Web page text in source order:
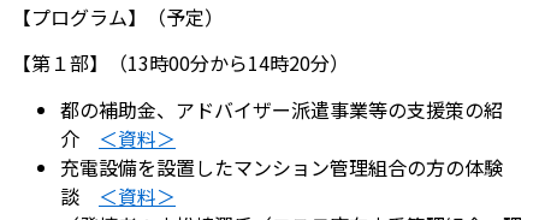
【プログラム】（予定）
【第１部】（13時00分から14時20分）
都の補助金、アドバイザー派遣事業等の支援策の紹
介 ＜資料＞
充電設備を設置したマンション管理組合の方の体験
談 ＜資料＞